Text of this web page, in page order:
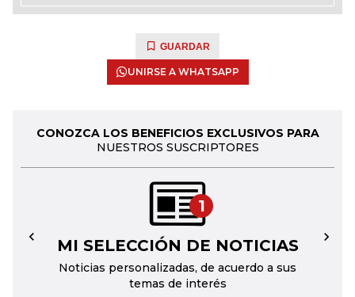
GUARDAR
UNIRSE A WHATSAPP
CONOZCA LOS BENEFICIOS EXCLUSIVOS PARA
NUESTROS SUSCRIPTORES
1
MI SELECCIÓN DE NOTICIAS
Noticias personalizadas, de acuerdo a sus
temas de interés
← →